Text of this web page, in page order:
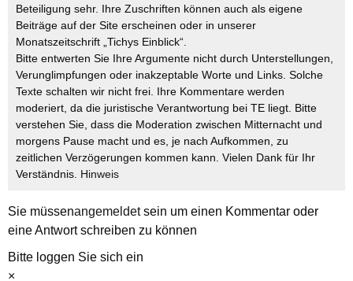
Beteiligung sehr. Ihre Zuschriften können auch als eigene
Beiträge auf der Site erscheinen oder in unserer
Monatszeitschrift „Tichys Einblick“.
Bitte entwerten Sie Ihre Argumente nicht durch Unterstellungen,
Verunglimpfungen oder inakzeptable Worte und Links. Solche
Texte schalten wir nicht frei. Ihre Kommentare werden
moderiert, da die juristische Verantwortung bei TE liegt. Bitte
verstehen Sie, dass die Moderation zwischen Mitternacht und
morgens Pause macht und es, je nach Aufkommen, zu
zeitlichen Verzögerungen kommen kann. Vielen Dank für Ihr
Verständnis. Hinweis
Sie müssenangemeldetsein um einen Kommentar oder
eine Antwort schreiben zu können
Bitte loggen Sie sich ein
×